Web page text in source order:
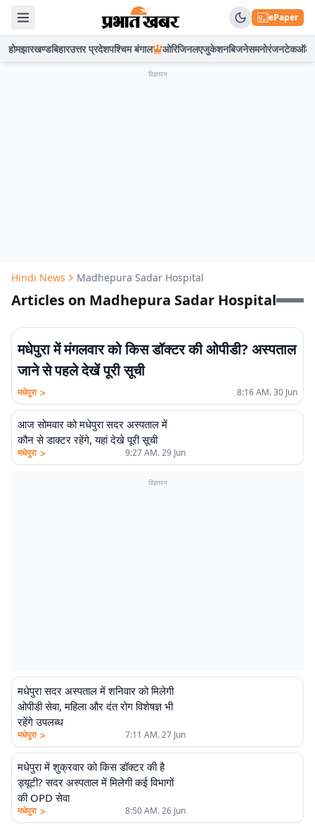
ePaper
होमझारखण्डबिहारउत्तर प्रदेशपश्चिम बंगाल ओरिजिनलएजुकेशनबिजनेसमनोरंजनटेकऑटो
विज्ञापन
Hindi News Madhepura Sadar Hospital
Articles on Madhepura Sadar Hospital
मधेपुरा में मंगलवार को किस डॉक्टर की ओपीडी? अस्पताल
जाने से पहले देखें पूरी सूची
मधेपुरा > 8:16 AM. 30 Jun
आज सोमवार को मधेपुरा सदर अस्पताल में
कौन से डाक्टर रहेंगे, यहां देखे पूरी सूची
मधेपुरा > 9:27 AM. 29 Jun
विज्ञापन
मधेपुरा सदर अस्पताल में शनिवार को मिलेगी
ओपीडी सेवा, महिला और दंत रोग विशेषज्ञ भी
रहेंगे उपलब्ध
मधेपुरा > 7:11 AM. 27 Jun
मधेपुरा में शुक्रवार को किस डॉक्टर की है
ड्यूटी? सदर अस्पताल में मिलेगी कई विभागों
की OPD सेवा
मधेपुरा > 8:50 AM. 26 Jun